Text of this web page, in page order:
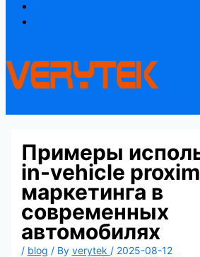
Примеры
in-vehicle
маркетинга в
современных
автомобилях
/ blog / By verytek / 2025-08-12